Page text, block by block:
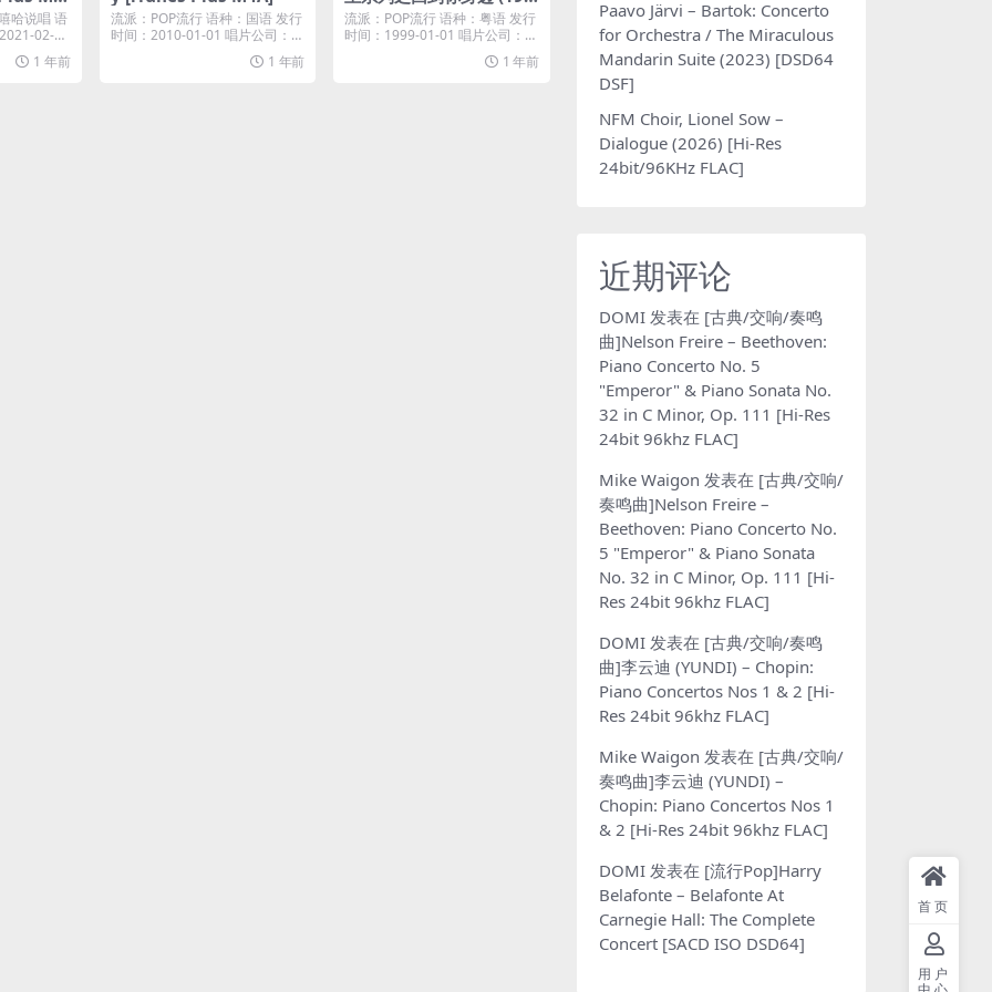
哈说唱 语
02-0
1 年前
流派：POP流行 语种：国语 发行
时间：2010-01-01 唱片公司：U
1 年前
9) [iTunes Plus M4A]
流派：POP流行 语种：粤语 发行
时间：1999-01-01 唱片公司：℗
1 年前
Paavo Järvi – Bartok: Concerto
for Orchestra / The Miraculous
Mandarin Suite (2023) [DSD64
DSF]
NFM Choir, Lionel Sow –
Dialogue (2026) [Hi-Res
24bit/96KHz FLAC]
近期评论
DOMI 发表在 [古典/交响/奏鸣
曲]Nelson Freire – Beethoven:
Piano Concerto No. 5
"Emperor" & Piano Sonata No.
32 in C Minor, Op. 111 [Hi-Res
24bit 96khz FLAC]
Mike Waigon 发表在 [古典/交响/
奏鸣曲]Nelson Freire –
Beethoven: Piano Concerto No.
5 "Emperor" & Piano Sonata
No. 32 in C Minor, Op. 111 [Hi-
Res 24bit 96khz FLAC]
DOMI 发表在 [古典/交响/奏鸣
曲]李云迪 (YUNDI) – Chopin:
Piano Concertos Nos 1 & 2 [Hi-
Res 24bit 96khz FLAC]
Mike Waigon 发表在 [古典/交响/
奏鸣曲]李云迪 (YUNDI) –
Chopin: Piano Concertos Nos 1
& 2 [Hi-Res 24bit 96khz FLAC]
DOMI 发表在 [流行Pop]Harry
Belafonte – Belafonte At
Carnegie Hall: The Complete
Concert [SACD ISO DSD64]
首页
用户